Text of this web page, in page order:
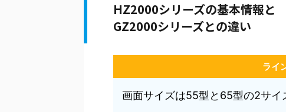
HZ2000シリーズの基本情報と
GZ2000シリーズとの違い
ライ
画面サイズは55型と65型の2サイ